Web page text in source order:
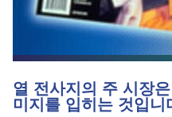
열 전사지의 주 시장
미지를 입히는 것입니